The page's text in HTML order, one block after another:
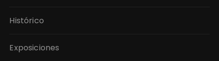
Histórico
Exposiciones